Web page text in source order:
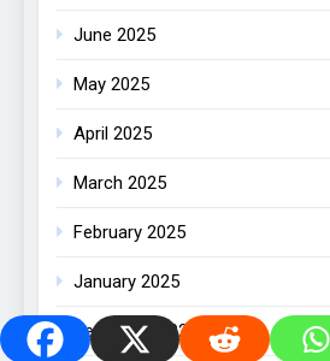
June 2025
May 2025
April 2025
March 2025
February 2025
January 2025
December 2024